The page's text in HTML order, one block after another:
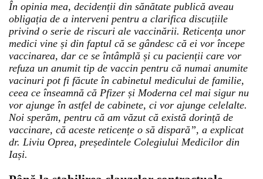
În opinia mea, decidenții din sănătate publică aveau
obligația de a interveni pentru a clarifica discuțiile
privind o serie de riscuri ale vaccinării. Reticența unor
medici vine și din faptul că se gândesc că ei vor începe
vaccinarea, dar ce se întâmplă și cu pacienții care vor
refuza un anumit tip de vaccin pentru că numai anumite
vacinuri pot fi făcute în cabinetul medicului de familie,
ceea ce înseamnă că Pfizer și Moderna cel mai sigur nu
vor ajunge în astfel de cabinete, ci vor ajunge celelalte.
Noi sperăm, pentru că am văzut că există dorință de
vaccinare, că aceste reticențe o să dispară”, a explicat
dr. Liviu Oprea, președintele Colegiului Medicilor din
Iași.